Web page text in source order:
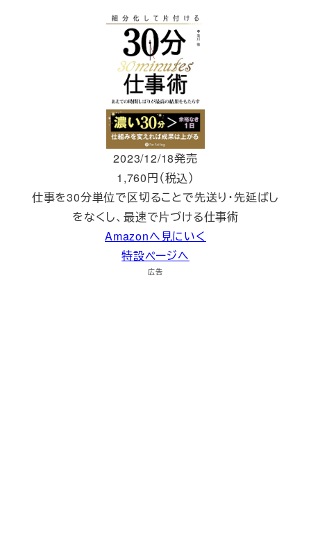
2023/12/18発売
1,760円（税込）
仕事を30分単位で区切ることで先送り・先延ばし
をなくし、最速で片づける仕事術
Amazonへ見にいく
特設ページへ
広告